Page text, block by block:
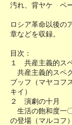
汚れ、背ヤケ ペ
ロシア革命以後の
章などを収録。
目次：
１ 共産主義的ス
共産主義的スペ
ブッフ（マヤコフ
キイ）
２ 演劇の十月
生活の飽和度一
の登場（マルコフ